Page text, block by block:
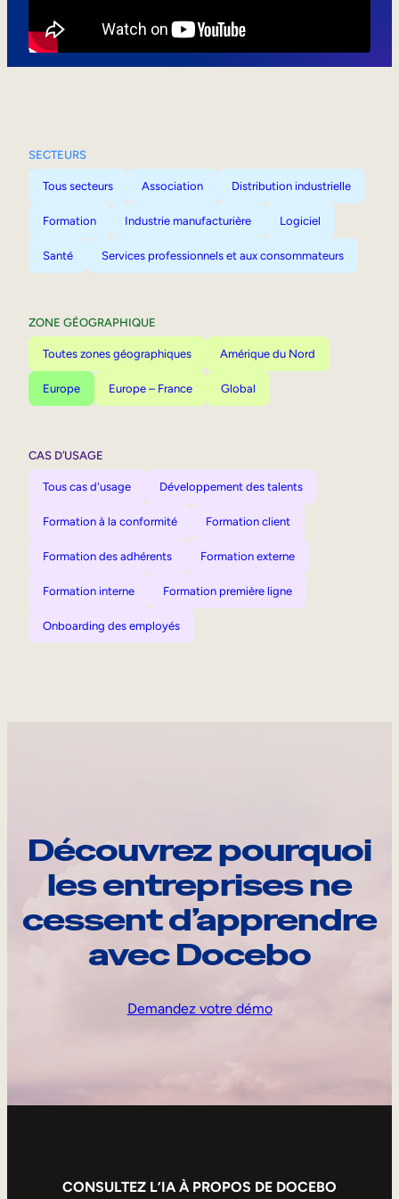
SECTEURS
Tous secteurs Association Distribution industrielle
Formation Industrie manufacturière Logiciel
Santé Services professionnels et aux consommateurs
ZONE GÉOGRAPHIQUE
Toutes zones géographiques Amérique du Nord
Europe Europe – France Global
CAS D’USAGE
Tous cas d'usage Développement des talents
Formation à la conformité Formation client
Formation des adhérents Formation externe
Formation interne Formation première ligne
Onboarding des employés
Découvrez pourquoi
les entreprises ne
cessent d’apprendre
avec Docebo
Demandez votre démo
CONSULTEZ L’IA À PROPOS DE DOCEBO